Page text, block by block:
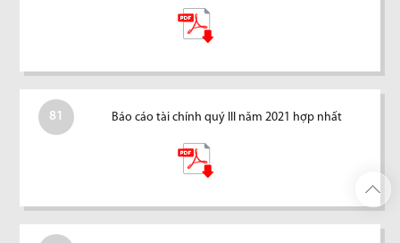
81 Báo cáo tài chính quý III năm 2021 hợp nhất